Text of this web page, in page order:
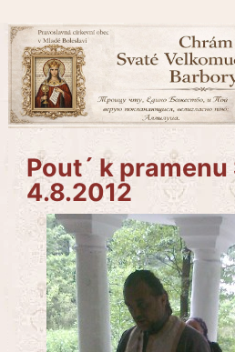
Pout´ k
4.8.2012